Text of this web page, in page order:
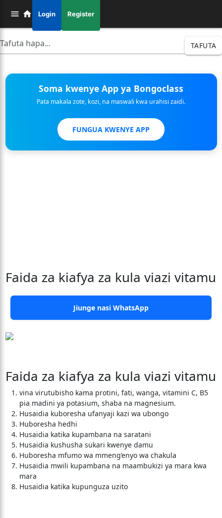
Login Register
TAFUTA
Soma kwenye App ya Bongoclass
Pata makala zote, kozi, na maswali kwa urahisi zaidi.
FUNGUA KWENYE APP
Faida za kiafya za kula viazi vitamu
Jiunge nasi WhatsApp
Faida za kiafya za kula viazi vitamu
vina virutubisho kama protini, fati, wanga, vitamini C, B5
pia madini ya potasium, shaba na magnesium.
Husaidia kuboresha ufanyaji kazi wa ubongo
Huboresha hedhi
Husaidia katika kupambana na saratani
Husaidia kushusha sukari kwenye damu
Huboresha mfumo wa mmeng’enyo wa chakula
Husaidia mwili kupambana na maambukizi ya mara kwa
mara
Husaidia katika kupunguza uzito